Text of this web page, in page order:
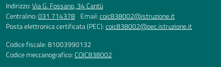
Indirizzo:Via G. Fossano, 34 Cantù
Centralino:031 714378 Email:coic838002@istruzione.it
Posta elettronica certificata (PEC):coic838002@pec.istruzione.it
Codice fiscale: 81003990132
Codice meccanografico:COIC838002